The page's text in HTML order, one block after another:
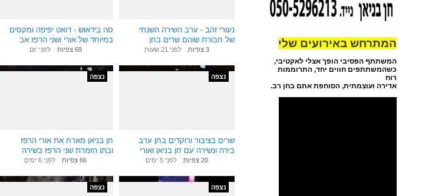
המתרחש באירועים שלי
המשתתף הפסיבי הופך אצלי לאקטיבי,
כשהמשתתפים חווים יחד, התרוממות
רוח
אדירה ועוצמתית, הסוחפת אתם בחן רב.
נעורי זהב - ערב השירה השנתי
של חבורת שוהם שרים בחן
ובציבור עם חן בניאן
3 צפיות לפני 21 שעות
סה בידאוש - דואט יפיפה ומקסים
במיוחד של אורי ושני הרפז אב
69 צפיות לפני יום
נצפה
שרים בציבור ורוקדים בחן ערב
בירה ונשירה עם חן בניאן ואורי
הרפז בכנס הנהגות 2
20 צפיות לפני 5 ימים
נצפה
חן בניאן מארח את אורי הרפז
ובתו הזמרת שני הרפז בשירה
66 צפיות לפני 6 ימים
נצפה נצפה